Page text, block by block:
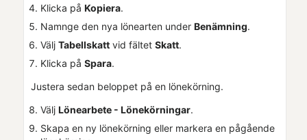
Klicka på Kopiera.
Namnge den nya lönearten under Benämning.
Välj Tabellskatt vid fältet Skatt.
Klicka på Spara.
Justera sedan beloppet på en lönekörning.
Välj Lönearbete - Lönekörningar.
Skapa en ny lönekörning eller markera en pågående